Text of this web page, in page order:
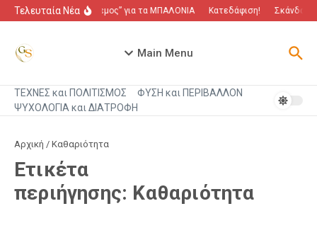
Μετάβαση στο περιεχόμενο
Τελευταία Νέα“Πόλεμος” για τα ΜΠΑΛΟΝΙΑ Κατεδάφιση! Σκάνδαλο
Main Menu
ΤΕΧΝΕΣ και ΠΟΛΙΤΙΣΜΟΣ
ΦΥΣΗ και ΠΕΡΙΒΑΛΛΟΝ
ΨΥΧΟΛΟΓΙΑ και ΔΙΑΤΡΟΦΗ
Αρχική / Καθαριότητα
Ετικέτα
περιήγησης: Καθαριότητα